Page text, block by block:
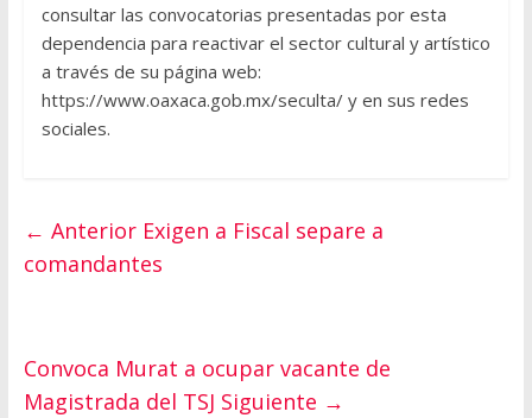
consultar las convocatorias presentadas por esta
dependencia para reactivar el sector cultural y artístico
a través de su página web:
https://www.oaxaca.gob.mx/seculta/ y en sus redes
sociales.
← AnteriorExigen a Fiscal separe a
comandantes
Convoca Murat a ocupar vacante de
Magistrada del TSJ Siguiente →